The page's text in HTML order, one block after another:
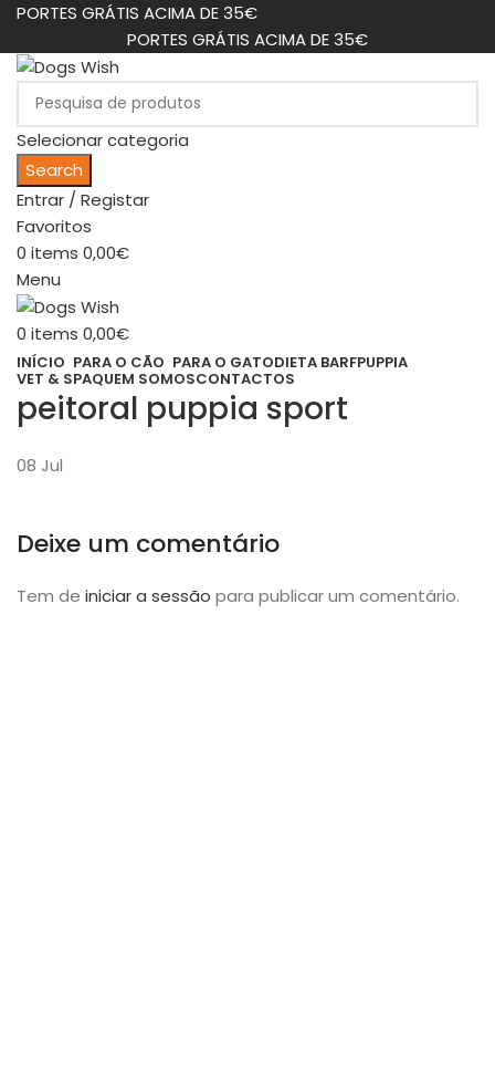
PORTES GRÁTIS ACIMA DE 35€
PORTES GRÁTIS ACIMA DE 35€
Selecionar categoria
Search
Entrar / Registar
Favoritos
0 items 0,00€
Menu
0 items 0,00€
INÍCIO PARA O CÃO PARA O GATODIETA BARFPUPPIA
VET & SPAQUEM SOMOSCONTACTOS
peitoral puppia sport
08 Jul
Deixe um comentário
Tem de iniciar a sessão para publicar um comentário.